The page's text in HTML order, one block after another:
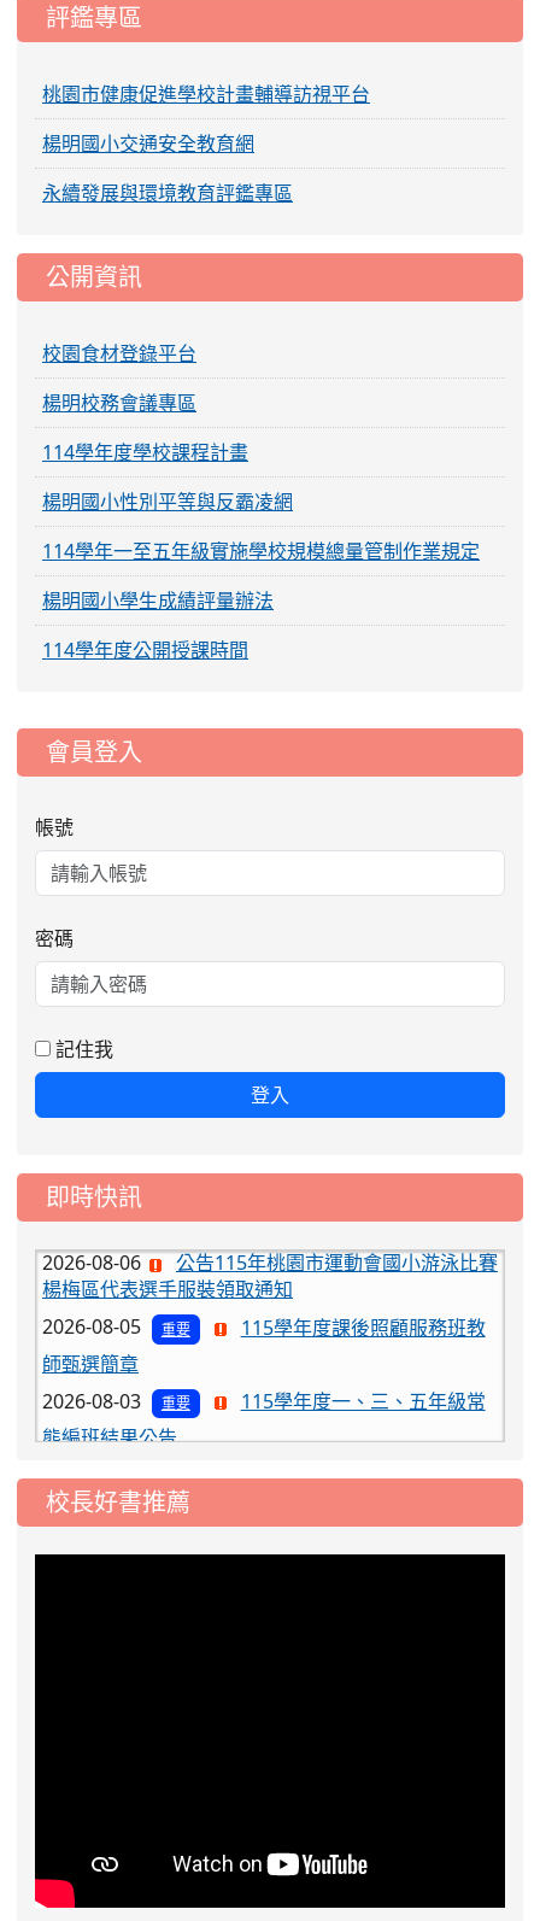
評鑑專區
桃園市健康促進學校計畫輔導訪視平台
楊明國小交通安全教育網
永續發展與環境教育評鑑專區
公開資訊
校園食材登錄平台
楊明校務會議專區
114學年度學校課程計畫
楊明國小性別平等與反霸凌網
114學年一至五年級實施學校規模總量管制作業規定
楊明國小學生成績評量辦法
114學年度公開授課時間
::: 會員登入
帳號
密碼
記住我
登入
即時快訊
2026-08-06
公告115年桃園市運動會國小游泳比賽
楊梅區代表選手服裝領取通知
2026-08-05
重要
115學年度課後照顧服務班教
師甄選簡章
2026-08-03
態編班結果公告
2026-07-31
公告
學校對面建案申請8月份「施
工車輛臨停」一案，請各位用路人留意
2026-07-17
公告
游泳比賽楊梅區代表選手 集訓及比賽通知
2026-07-17
公告
公告-115年桃園市運動會國小
游泳比賽楊梅區代表選手 集訓及比賽通知
校長好書推薦